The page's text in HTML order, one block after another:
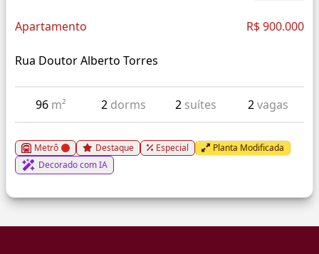
Apartamento R$ 900.000
Rua Doutor Alberto Torres
96 m² 2 dorms 2 suítes 2vagas
Metrô Destaque Especial
Planta Modificada
Decorado com IA